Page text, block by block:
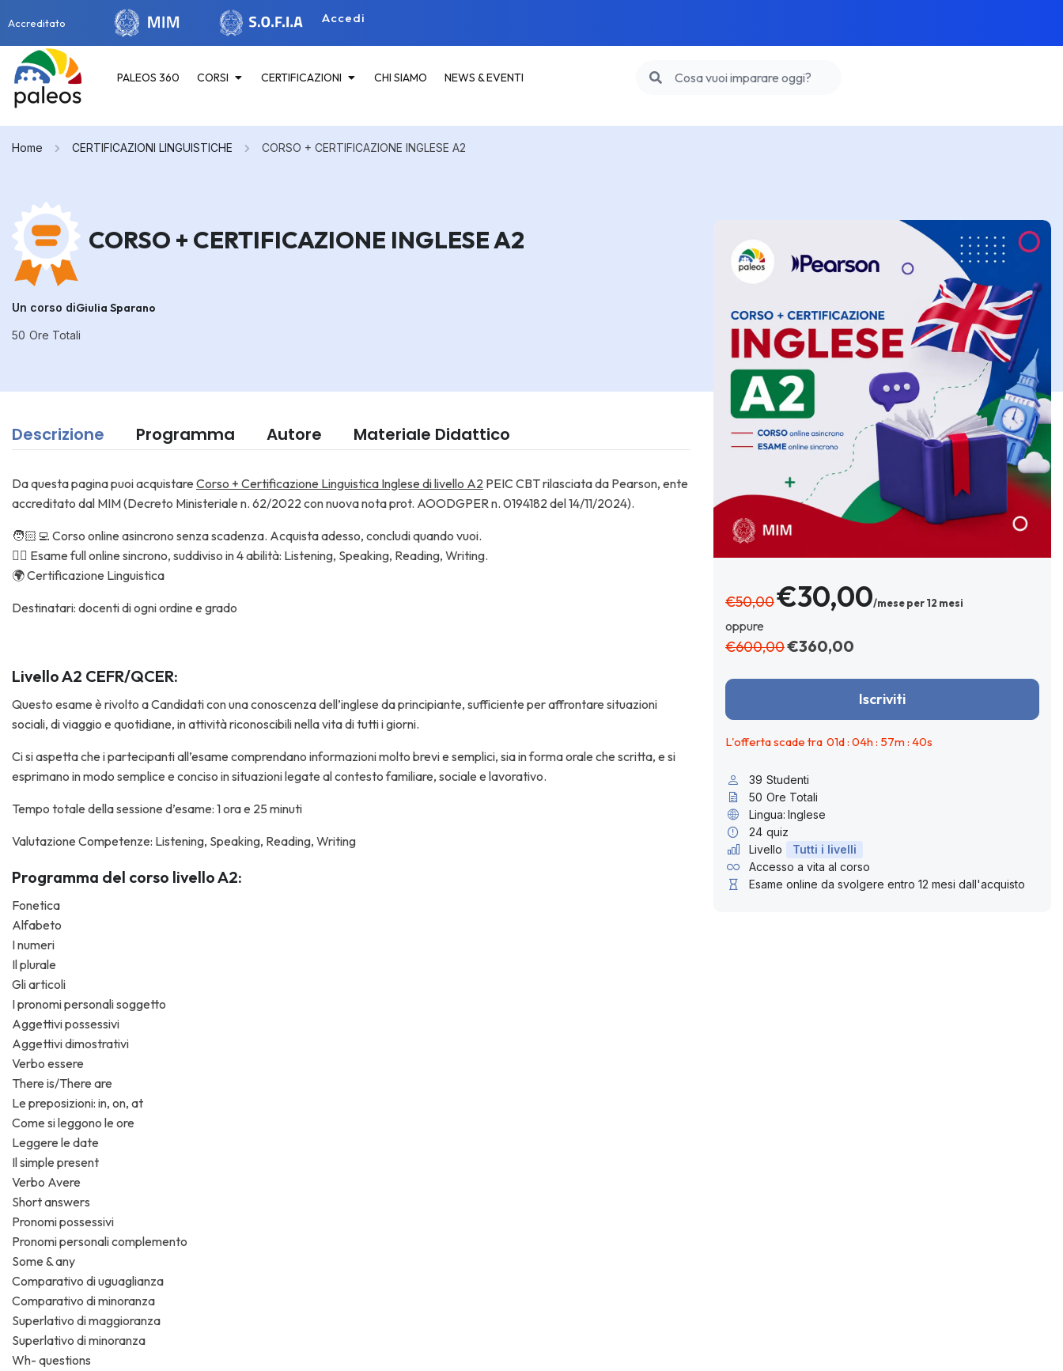
Accreditato Accedi
PALEOS 360 CORSI CERTIFICAZIONI CHI SIAMO NEWS & EVENTI
Home CERTIFICAZIONI LINGUISTICHE CORSO + CERTIFICAZIONE INGLESE A2
CORSO + CERTIFICAZIONE INGLESE A2
Un corso diGiulia Sparano
50 Ore Totali
Descrizione Programma Autore Materiale Didattico
Da questa pagina puoi acquistare Corso + Certificazione Linguistica Inglese di livello A2 PEIC CBT rilasciata da Pearson, ente
accreditato dal MIM (Decreto Ministeriale n. 62/2022 con nuova nota prot. AOODGPER n. 0194182 del 14/11/2024).
🧑🏻‍💻 Corso online asincrono senza scadenza. Acquista adesso, concludi quando vuoi.
✍🏼 Esame full online sincrono, suddiviso in 4 abilità: Listening, Speaking, Reading, Writing.
🌍 Certificazione Linguistica
Destinatari: docenti di ogni ordine e grado
Livello A2 CEFR/QCER:
Questo esame è rivolto a Candidati con una conoscenza dell’inglese da principiante, sufficiente per affrontare situazioni
sociali, di viaggio e quotidiane, in attività riconoscibili nella vita di tutti i giorni.
Ci si aspetta che i partecipanti all’esame comprendano informazioni molto brevi e semplici, sia in forma orale che scritta, e si
esprimano in modo semplice e conciso in situazioni legate al contesto familiare, sociale e lavorativo.
Tempo totale della sessione d’esame: 1 ora e 25 minuti
Valutazione Competenze: Listening, Speaking, Reading, Writing
Programma del corso livello A2:
Fonetica
Alfabeto
I numeri
Il plurale
Gli articoli
I pronomi personali soggetto
Aggettivi possessivi
Aggettivi dimostrativi
Verbo essere
There is/There are
Le preposizioni: in, on, at
Come si leggono le ore
Leggere le date
Il simple present
Verbo Avere
Short answers
Pronomi possessivi
Pronomi personali complemento
Some & any
Comparativo di uguaglianza
Comparativo di minoranza
Superlativo di maggioranza
Superlativo di minoranza
Wh- questions
€50,00€30,00/mese per 12 mesi
oppure
€600,00€360,00
Iscriviti
L'offerta scade tra 01d : 04h : 57m : 39s
39 Studenti
50 Ore Totali
Lingua: Inglese
24 quiz
Livello
Tutti i livelli
Accesso a vita al corso
Esame online da svolgere entro 12 mesi dall'acquisto